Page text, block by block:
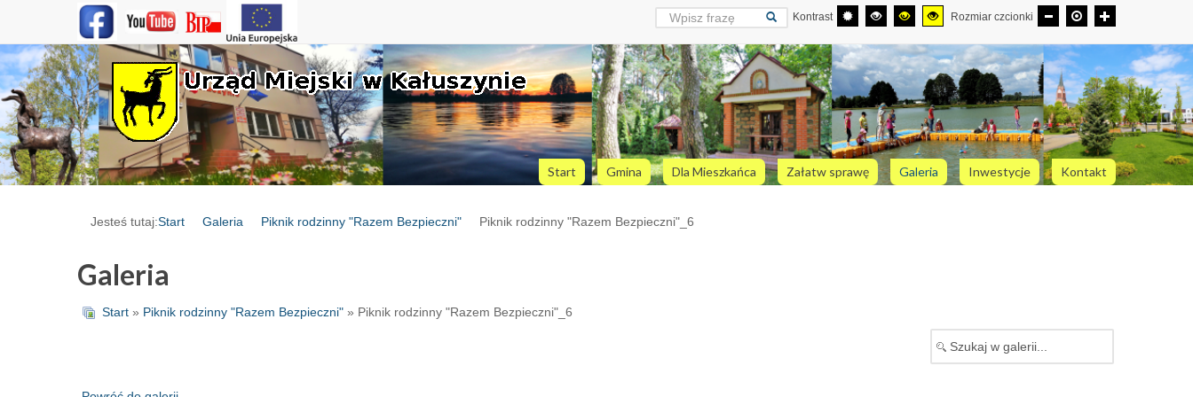
Kontrast Rozmiar czcionki
Start Gmina Dla Mieszkańca Załatw sprawę Galeria Inwestycje Kontakt
Jesteś tutaj:Start Galeria Piknik rodzinny "Razem Bezpieczni" Piknik rodzinny "Razem Bezpieczni"_6
Galeria
Start » Piknik rodzinny "Razem Bezpieczni" » Piknik rodzinny "Razem Bezpieczni"_6